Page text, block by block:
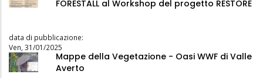
FORESTALL al Workshop del progetto RESTORE
data di pubblicazione:
Ven, 31/01/2025
Mappe della Vegetazione - Oasi WWF di Valle
Averto